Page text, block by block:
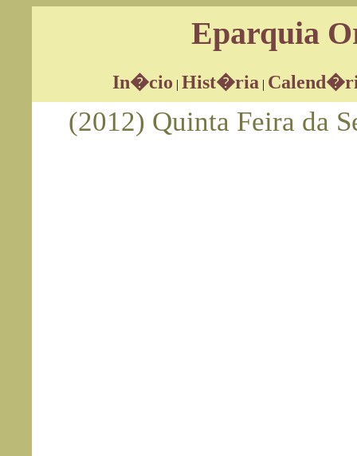
Eparquia
In�cio | Hist�ria |
(2012) Quinta Feira da